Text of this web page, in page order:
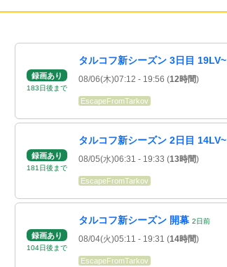
録画あり
183日後 まで
タルコフ新シーズン 3日目 19LV~
08/06(木)07:12 - 19:56 (12時間)
EscapeFromTarkov
録画あり
181 日後 まで
タルコフ新シーズン 2日目 14LV~
08/05(水)06:31 - 19:33 (13時間)
EscapeFromTarkov
録画あり
104日後 まで
タルコフ新シーズン 開幕 2日前
08/04(火)05:11 - 19:31 (14時間)
EscapeFromTarkov